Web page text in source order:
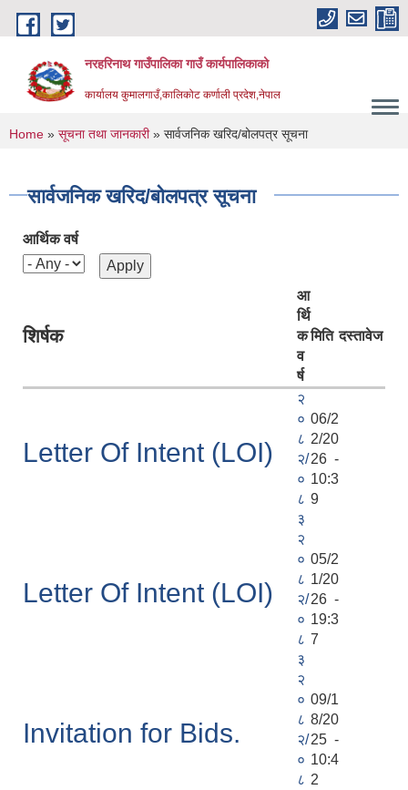
Skip to main content
नरहरिनाथ गाउँपालिका गाउँ कार्यपालिकाको
कार्यालय कुमालगाउँ,कालिकोट कर्णाली प्रदेश,नेपाल
You are here
Home » सूचना तथा जानकारी» सार्वजनिक खरिद/बोलपत्र सूचना
सार्वजनिक खरिद/बोलपत्र सूचना
आर्थिक वर्ष
शिर्षक
आ
र्थि
क
व
र्ष
मिति दस्तावेज
Letter Of Intent (LOI)
२
०
८
२/
०
८
३
06/2
2/20
26 -
10:3
9
Letter Of Intent (LOI)
२
०
८
२/
०
८
३
05/2
1/20
26 -
19:3
7
Invitation for Bids.
२
०
८
२/
०
८
09/1
8/20
25 -
10:4
2